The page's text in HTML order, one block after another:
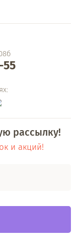
55
рассылку!
и акций!